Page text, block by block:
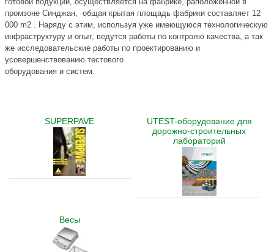
промзоне Синджан, общая крытая площадь фабрики составляет 12
000 m2 . Наряду с этим, используя уже имеющуюся технологическую
инфраструктуру и опыт, ведутся работы по контролю качества, а так
же исследовательские работы по проектированию и
усовершенствованию тестового
оборудования и систем.
SUPERPAVE
UTEST-оборудование для
дорожно-строительных
лабораторий
Весы